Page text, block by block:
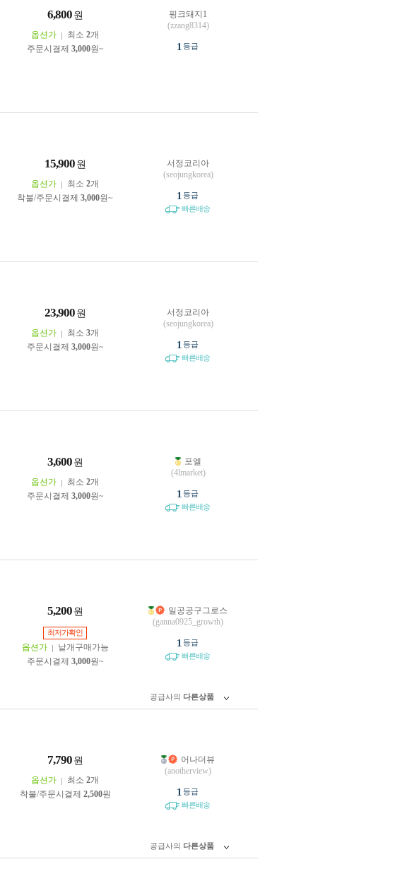
6,800 원
옵션가 최소 2개
주문시결제 3,000원~
핑크돼지1
(zzang8314)
1 등급
15,900 원
옵션가 최소 2개
착불/주문시결제 3,000원~
서정코리아
(seojungkorea)
1 등급
빠른배송
23,900 원
옵션가 최소 3개
주문시결제 3,000원~
서정코리아
(seojungkorea)
1 등급
빠른배송
3,600 원
옵션가 최소 2개
주문시결제 3,000원~
포엘
(4lmarket)
1 등급
빠른배송
5,200 원
최저가확인
옵션가
낱개구매가능
주문시결제 3,000원~
일공공구그로스
(ganna0925_growth)
1 등급
빠른배송
공급사의 다른상품
7,790 원
옵션가 최소 2개
착불/주문시결제 2,500원
어나더뷰
(anotherview)
1 등급
빠른배송
공급사의 다른상품